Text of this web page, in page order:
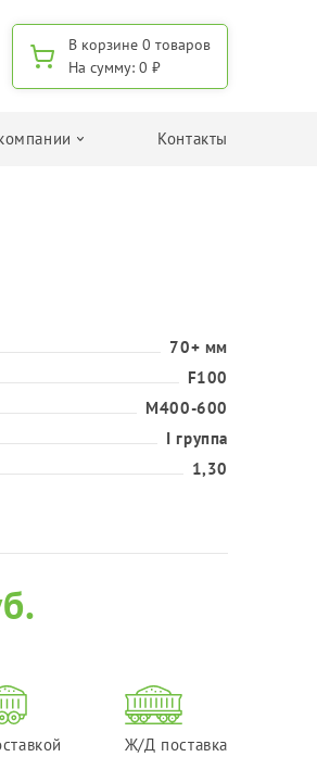
В корзине 0 товаров
На сумму: 0 ₽
хозяйства
Контакты
70+ мм
F100
М400-600
I группа
1,30
Ж/Д поставка